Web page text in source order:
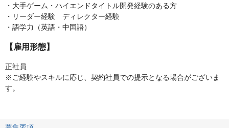
・大手ゲーム・ハイエンドタイトル開発経験のある方
・リーダー経験 ディレクター経験
・語学力（英語・中国語）
【雇用形態】
正社員
※ご経験やスキルに応じ、契約社員での提示となる場合がございま
す。